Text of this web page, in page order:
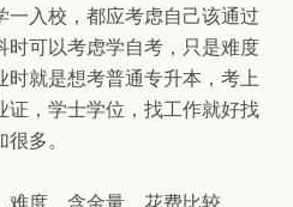
入校，都应考虑自己该通过
可以考虑学自考，只是难度
就是想考普通专升本，考上
证，学士学位，找工作就好找
多。